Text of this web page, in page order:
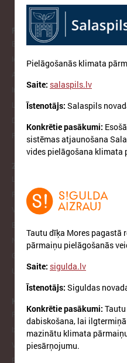
Pielāgošanās klimata
Saite: salaspils.lv
Īstenotājs: Salaspils
Konkrētie pasākumi:
sistēmas atjaunošana
vides pielāgošana klimata
Tautu dīķa Mores
pārmaiņu pielāgošanās
Saite: sigulda.lv
Īstenotājs: Siguldas
Konkrētie pasākumi:
dabiskošana, lai
mazinātu klimata
piesārņojumu.
PAR LPS
Biedrība
Iepirkumi
Infologs
LPS un MK sarunu protokoli
Pakalpojumi
Pašvaldībās
Valsts pārvaldē
Notikumu kalendārs
Ukraina
Finanšu un ekonomikas komiteja
Izglītības un kultūras komiteja
Veselības un sociālo jautājumu